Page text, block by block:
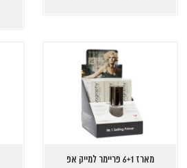
מארז 6+1 פריימר למייק אפ